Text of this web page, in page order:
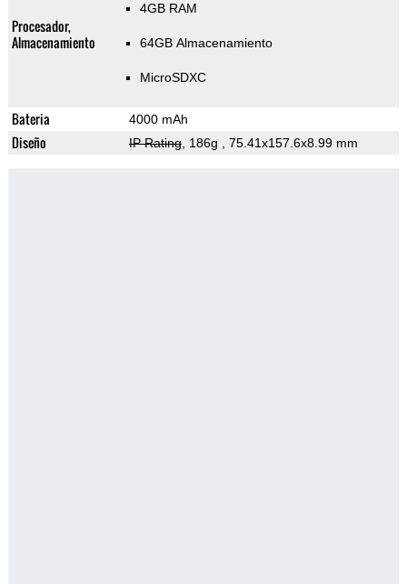
Procesador,
Almacenamiento
4GB RAM
64GB Almacenamiento
MicroSDXC
Bateria 4000 mAh
Diseño IP Rating, 186g , 75.41x157.6x8.99 mm